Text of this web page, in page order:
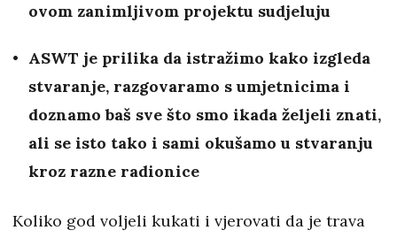
ovom zanimljivom projektu sudjeluju
ASWT je prilika da istražimo kako izgleda
stvaranje, razgovaramo s umjetnicima i
doznamo baš sve što smo ikada željeli znati,
ali se isto tako i sami okušamo u stvaranju
kroz razne radionice
Koliko god voljeli kukati i vjerovati da je trava